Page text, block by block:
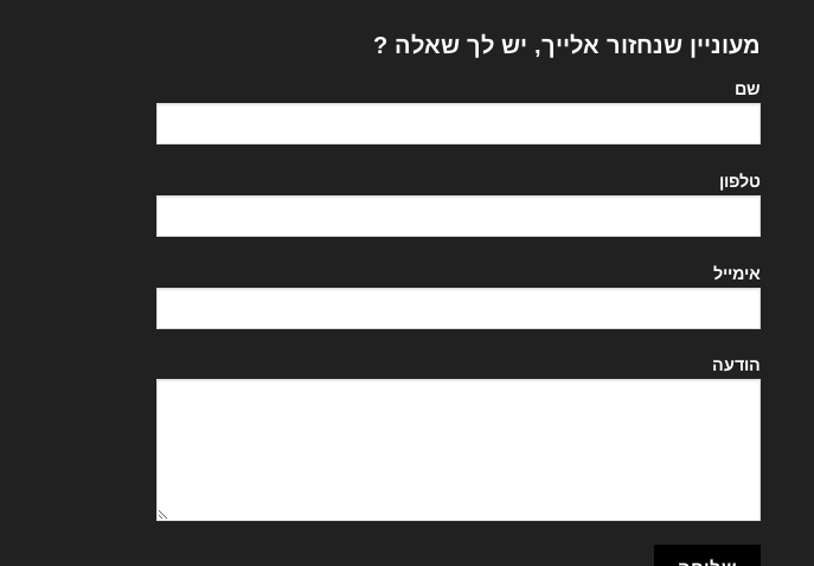
מעוניין שנחזור אלייך, יש לך שאלה ?
שם
טלפון
אימייל
הודעה